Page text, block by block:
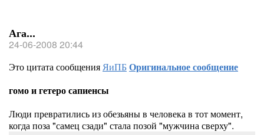
Ага...
24-06-2008 20:44
Это цитата сообщенияЯиПБОригинальное сообщение
гомо и гетеро сапиенсы
Люди превратились из обезьяны в человека в тот момент,
когда поза "самец сзади" стала позой "мужчина сверху".